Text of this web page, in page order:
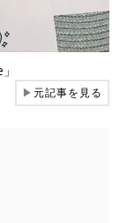
▶元記事を見る